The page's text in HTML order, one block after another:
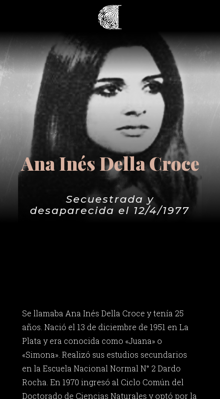
Ana Inés Della Croce
Secuestrada y
desaparecida el 12/4/1977
Se llamaba Ana Inés Della Croce y tenía 25
años. Nació el 13 de diciembre de 1951 en La
Plata y era conocida como «Juana» o
«Simona». Realizó sus estudios secundarios
en la Escuela Nacional Normal N° 2 Dardo
Rocha. En 1970 ingresó al Ciclo Común del
Doctorado de Ciencias Naturales y optó por la